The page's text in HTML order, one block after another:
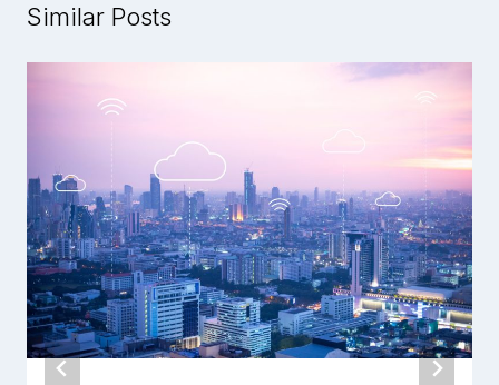
Similar Posts